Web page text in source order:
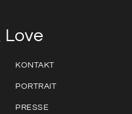
Love
KONTAKT
PORTRAIT
PRESSE